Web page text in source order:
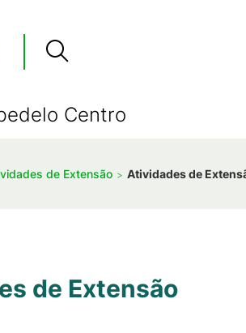
Centro
de Extensão Atividades de
de Extensão